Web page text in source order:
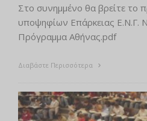
Στο συνημμένο θα βρείτε το
υποψηφίων Επάρκειας Ε.Ν.Γ.
Πρόγραμμα Αθήνας.pdf
Διαβάστε Περισσότερα